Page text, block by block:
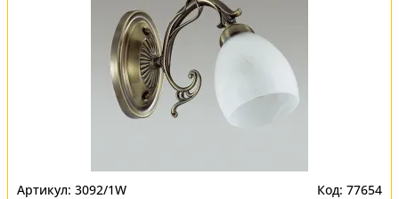
3092/1W 77654